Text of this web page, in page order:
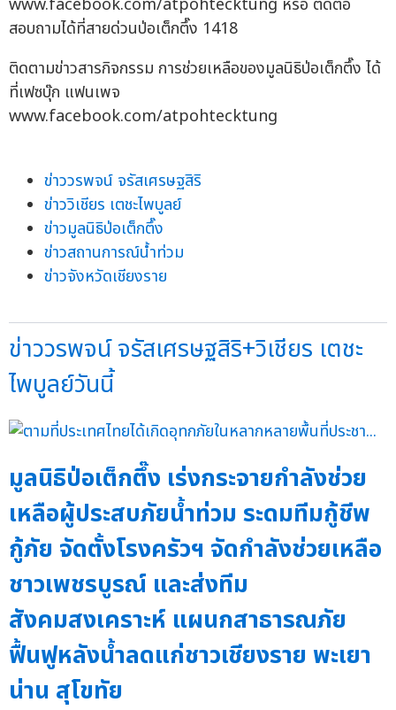
www.facebook.com/atpohtecktung หรือ ติดต่อ
สอบถามได้ที่สายด่วนป่อเต็กตึ๊ง 1418
ติดตามข่าวสารกิจกรรม การช่วยเหลือของมูลนิธิป่อเต็กตึ๊ง ได้
ที่เฟซบุ๊ก แฟนเพจ
www.facebook.com/atpohtecktung
ข่าววรพจน์ จรัสเศรษฐสิริ
ข่าววิเชียร เตชะไพบูลย์
ข่าวมูลนิธิป่อเต็กตึ๊ง
ข่าวสถานการณ์น้ำท่วม
ข่าวจังหวัดเชียงราย
ข่าววรพจน์ จรัสเศรษฐสิริ+วิเชียร เตชะ
ไพบูลย์วันนี้
มูลนิธิป่อเต็กตึ๊ง เร่งกระจายกำลังช่วย
เหลือผู้ประสบภัยน้ำท่วม ระดมทีมกู้ชีพ
กู้ภัย จัดตั้งโรงครัวฯ จัดกำลังช่วยเหลือ
ชาวเพชรบูรณ์ และส่งทีม
สังคมสงเคราะห์ แผนกสาธารณภัย
ฟื้นฟูหลังน้ำลดแก่ชาวเชียงราย พะเยา
น่าน สุโขทัย